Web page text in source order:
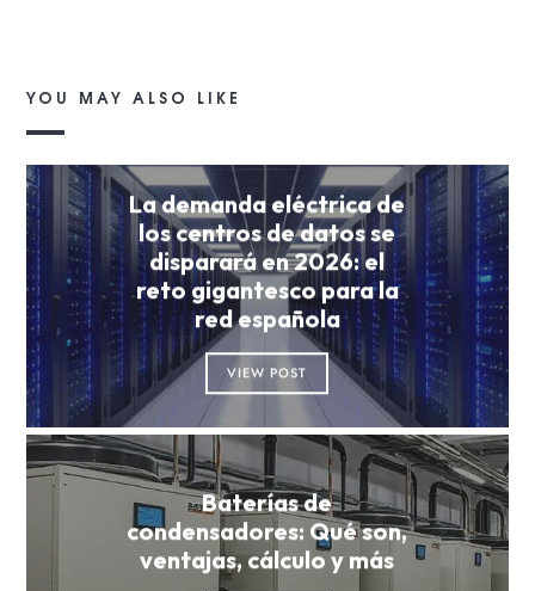
YOU MAY ALSO LIKE
La demanda eléctrica de
los centros de datos se
disparará en 2026: el
reto gigantesco para la
red española
VIEW POST
Baterías de
condensadores: Qué son,
ventajas, cálculo y más